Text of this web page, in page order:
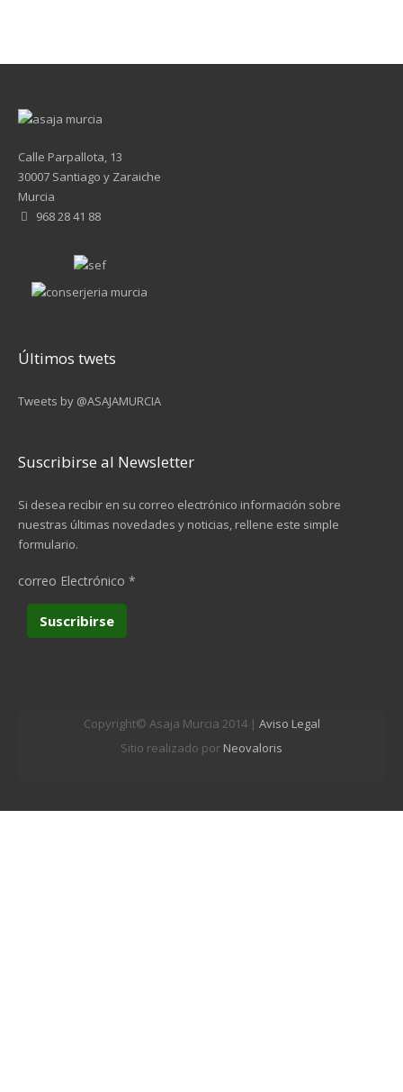
Calle Parpallota, 13
30007 Santiago y Zaraiche
Murcia
968 28 41 88
Últimos twets
Tweets by @ASAJAMURCIA
Suscribirse al Newsletter
Si desea recibir en su correo electrónico información sobre
nuestras últimas novedades y noticias, rellene este simple
formulario.
correo Electrónico *
Copyright© Asaja Murcia 2014 | Aviso Legal
Sitio realizado por Neovaloris